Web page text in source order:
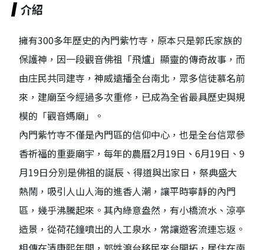
介紹
擁有300多年歷史的內門紫竹寺，原本只是郭氏家族的
保護神，因一段觀音佛祖「飛爐」顯靈的傳奇故事，而
由庄民共同建寺，神威遠播全台南北，眾多信徒慕名前
來，建廟至今經過多次重修，已成為全省最具歷史與規
模的「觀音媽廟」。
內門紫竹寺不僅是內門區的信仰中心，也是全台信眾參
香祈福的重要廟宇，每年的農曆2月19日、6月19日、9
月19日分別是佛祖的誕辰、得道與出家日，祭典盛大
熱鬧，吸引人山人海的進香人潮，讓平時寧靜的內門
區，幾乎沸騰起來。其內綠意盎然，有小橋流水、涼亭
造景，從荷花鐘噴出的人工泉水，常讓遊客流連忘返。